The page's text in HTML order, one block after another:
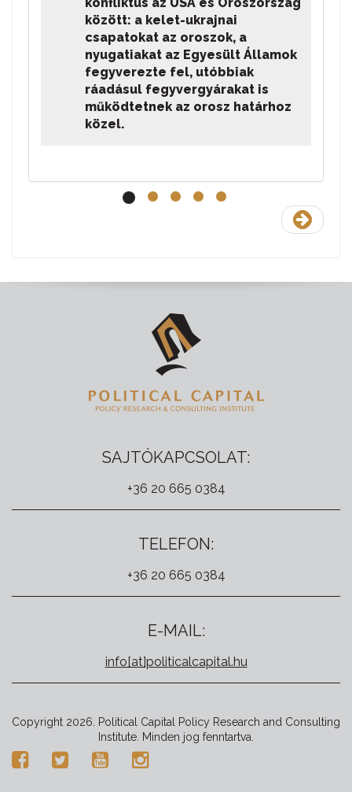
között: a kelet-ukrajnai
csapatokat az oroszok, a
nyugatiakat az Egyesült Államok
fegyverezte fel, utóbbiak
ráadásul fegyvergyárakat is
működtetnek az orosz határhoz
közel.
SAJTÓKAPCSOLAT:
+36 20 665 0384
TELEFON:
+36 20 665 0384
E-MAIL:
info[at]politicalcapital.hu
Copyright 2026. Political Capital Policy Research and Consulting
Institute. Minden jog fenntartva.